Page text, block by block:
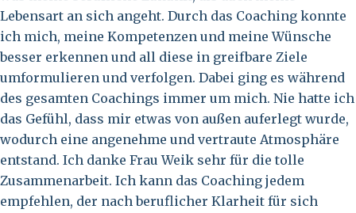
Lebensart an sich angeht. Durch das Coaching konnte
ich mich, meine Kompetenzen und meine Wünsche
besser erkennen und all diese in greifbare Ziele
umformulieren und verfolgen. Dabei ging es während
des gesamten Coachings immer um mich. Nie hatte ich
das Gefühl, dass mir etwas von außen auferlegt wurde,
wodurch eine angenehme und vertraute Atmosphäre
entstand. Ich danke Frau Weik sehr für die tolle
Zusammenarbeit. Ich kann das Coaching jedem
empfehlen, der nach beruflicher Klarheit für sich